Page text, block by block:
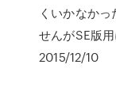
くいかなか
せんがSE版
2015/12/10